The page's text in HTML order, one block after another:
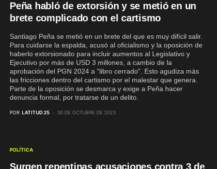
Peña habló de extorsión y se metió en un
brete complicado con el cartismo
Santiago Peña se metió en un brete del que es muy difícil salir.
Para cuidarse la espalda, acusó al oficialismo y la oposición de
haberlo extorsionado para incluir aumentos al Legislativo y
Ejecutivo por más de USD 3 millones, a cambio de la
aprobación del PGN 2024 a "libro cerrado". Esto agudiza más
las fricciones dentro del cartismo por el malestar que genera.
Parte de la oposición se desmarca y exige a Peña hacer
denuncia formal, por tratarse de un delito.
POR LATITUD 25 30 DE OCTUBRE DE 2023
POLÍTICA
Surgen repentinas acusaciones contra 3 de